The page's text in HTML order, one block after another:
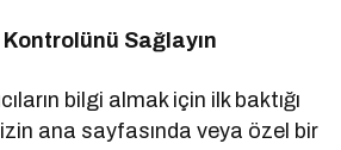
Kontrolünü Sağlayın
bilgi almak için ilk baktığı
ana sayfasında veya özel bir